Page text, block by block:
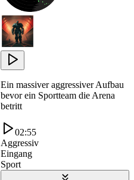
Ein massiver aggressiver Aufbau
bevor ein Sportteam die Arena
betritt
02:55
Aggressiv
Eingang
Sport